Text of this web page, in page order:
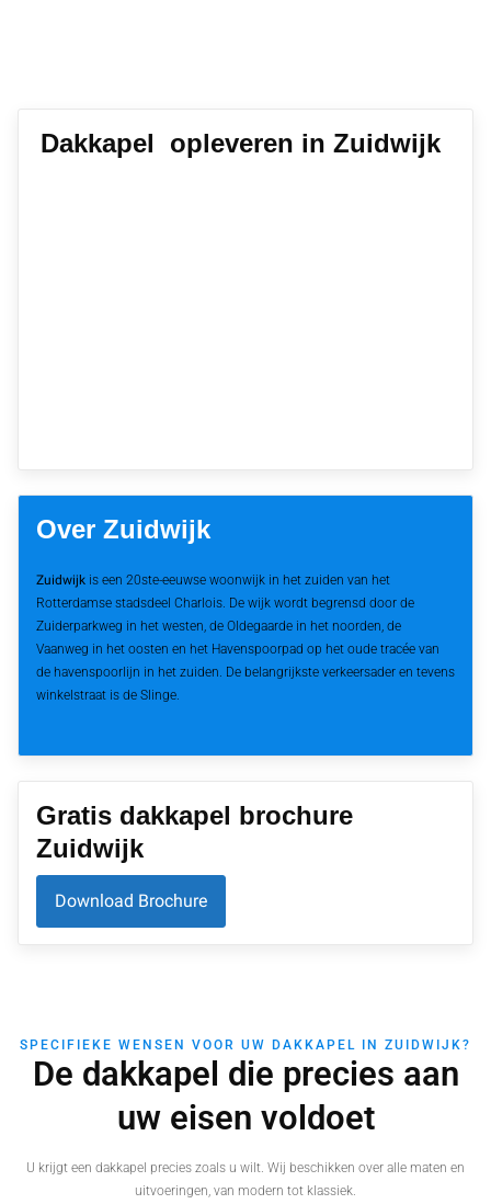
Dakkapel opleveren in Zuidwijk
Over Zuidwijk
Zuidwijkis een 20ste-eeuwse woonwijk in het zuiden van het
Rotterdamse stadsdeel Charlois. De wijk wordt begrensd door de
Zuiderparkweg in het westen, de Oldegaarde in het noorden, de
Vaanweg in het oosten en het Havenspoorpad op het oude tracée van
de havenspoorlijn in het zuiden. De belangrijkste verkeersader en tevens
winkelstraat is de Slinge.
Gratis dakkapel brochure
Zuidwijk
Download Brochure
SPECIFIEKE WENSEN VOOR UW DAKKAPEL IN ZUIDWIJK?
De dakkapel die precies aan
uw eisen voldoet
U krijgt een dakkapel precies zoals u wilt. Wij beschikken over alle maten en
uitvoeringen, van modern tot klassiek.